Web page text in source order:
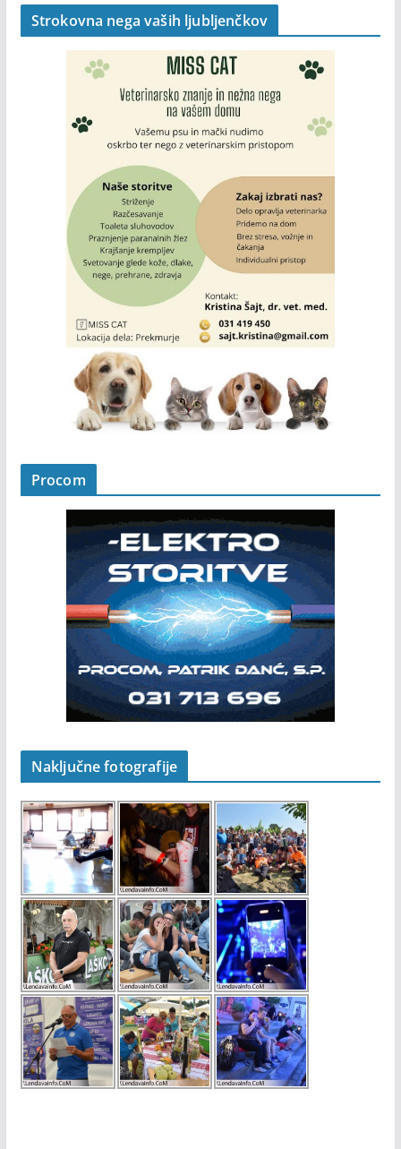
Strokovna nega vaših ljubljenčkov
Procom
Naključne fotografije